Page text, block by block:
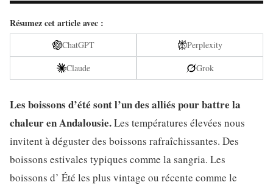
Résumez cet article avec :
ChatGPT
Perplexity
Claude
Grok
Les boissons d’été sont l’un des alliés pour battre la
chaleur en Andalousie.Les températures élevées nous
invitent à déguster des boissons rafraîchissantes. Des
boissons estivales typiques comme la sangria. Les
boissons d’ Été les plus vintage ou récente comme le